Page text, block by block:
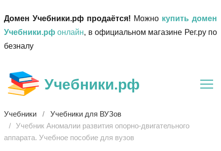
Домен Учебники.рф продаётся! Можно купить домен
Учебники.рф онлайн, в официальном магазине Рег.ру по
безналу
Учебники.рф
Учебники
Учебники для ВУЗов
Учебник Аномалии развития опорно-двигательного
аппарата. Учебное пособие для вузов